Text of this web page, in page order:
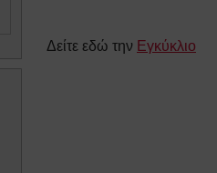
Δείτε εδώ την Εγκύκλιο